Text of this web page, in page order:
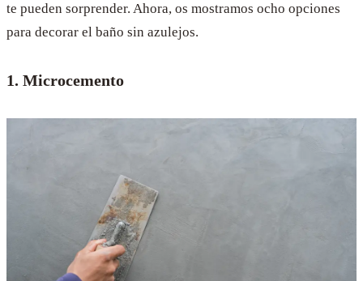
te pueden sorprender. Ahora, os mostramos ocho opciones
para decorar el baño sin azulejos.
1. Microcemento